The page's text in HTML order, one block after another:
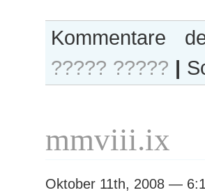
Kommentare
????? ????? |
mmviii.ix
Oktober 11th, 2008 —